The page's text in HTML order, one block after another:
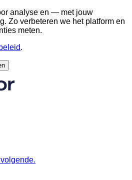
analyse en — met jouw
Zo verbeteren we het platform en
meten.
.